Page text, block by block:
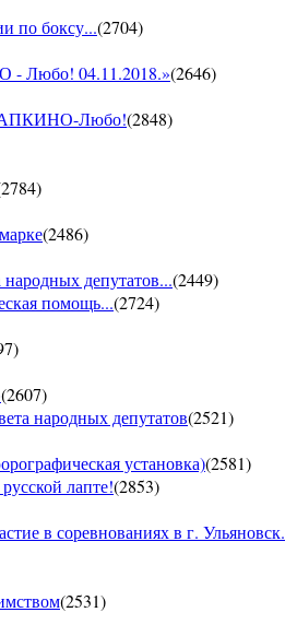
по боксу...(2704)
- Любо! 04.11.2018.»(2646)
ШАПКИНО-Любо!(2848)
2784)
(2486)
депутатов...(2449)
помощь...(2724)
)
(2607)
народных депутатов(2521)
установка)(2581)
лапте!(2853)
в соревнованиях в г. Ульяновск.
(2531)